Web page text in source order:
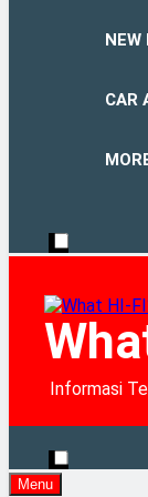
NEW
CAR
Informasi
Menu